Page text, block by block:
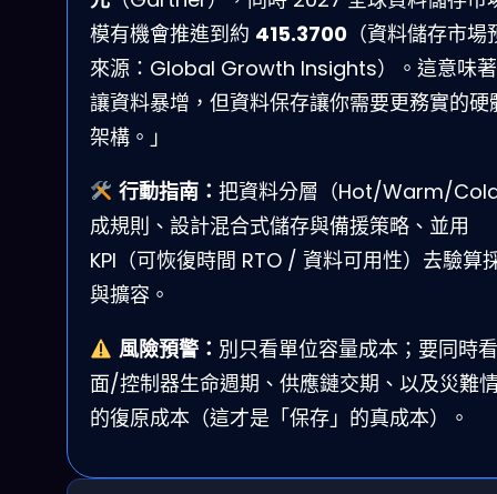
模有機會推進到約 415.3700 （資料儲存市場
來源：Global Growth Insights）。這意味
讓資料暴增，但資料保存讓你需要更務實的硬
架構。」
行動指南： 把資料分層（Hot/Warm/
成規則、設計混合式儲存與備援策略、並用
KPI（可恢復時間 RTO / 資料可用性）去驗算
與擴容。
風險預警： 別只看單位容量成本；要同時
面/控制器生命週期、供應鏈交期、以及災難
的復原成本（這才是「保存」的真成本）。